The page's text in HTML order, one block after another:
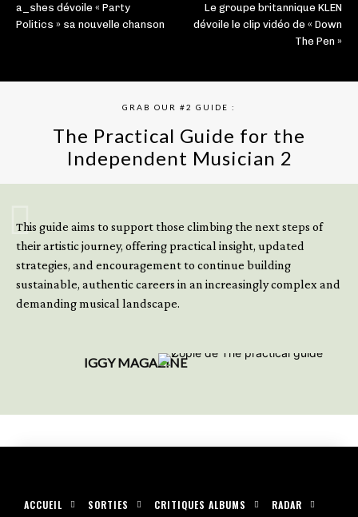
a_shes dévoile « Party
Politics » sa nouvelle chanson
Le groupe britannique KLEN
dévoile le clip vidéo de « Down
The Pen »
GRAB OUR #2 GUIDE :
The Practical Guide for the
Independent Musician 2
This guide aims to support those climbing the next steps of
their artistic journey, offering practical insight, updated
strategies, and encouragement to continue building
sustainable, authentic careers in an increasingly complex and
demanding musical landscape.
IGGY MAGAZINE
ACCUEIL SORTIES CRITIQUES ALBUMS
RADAR